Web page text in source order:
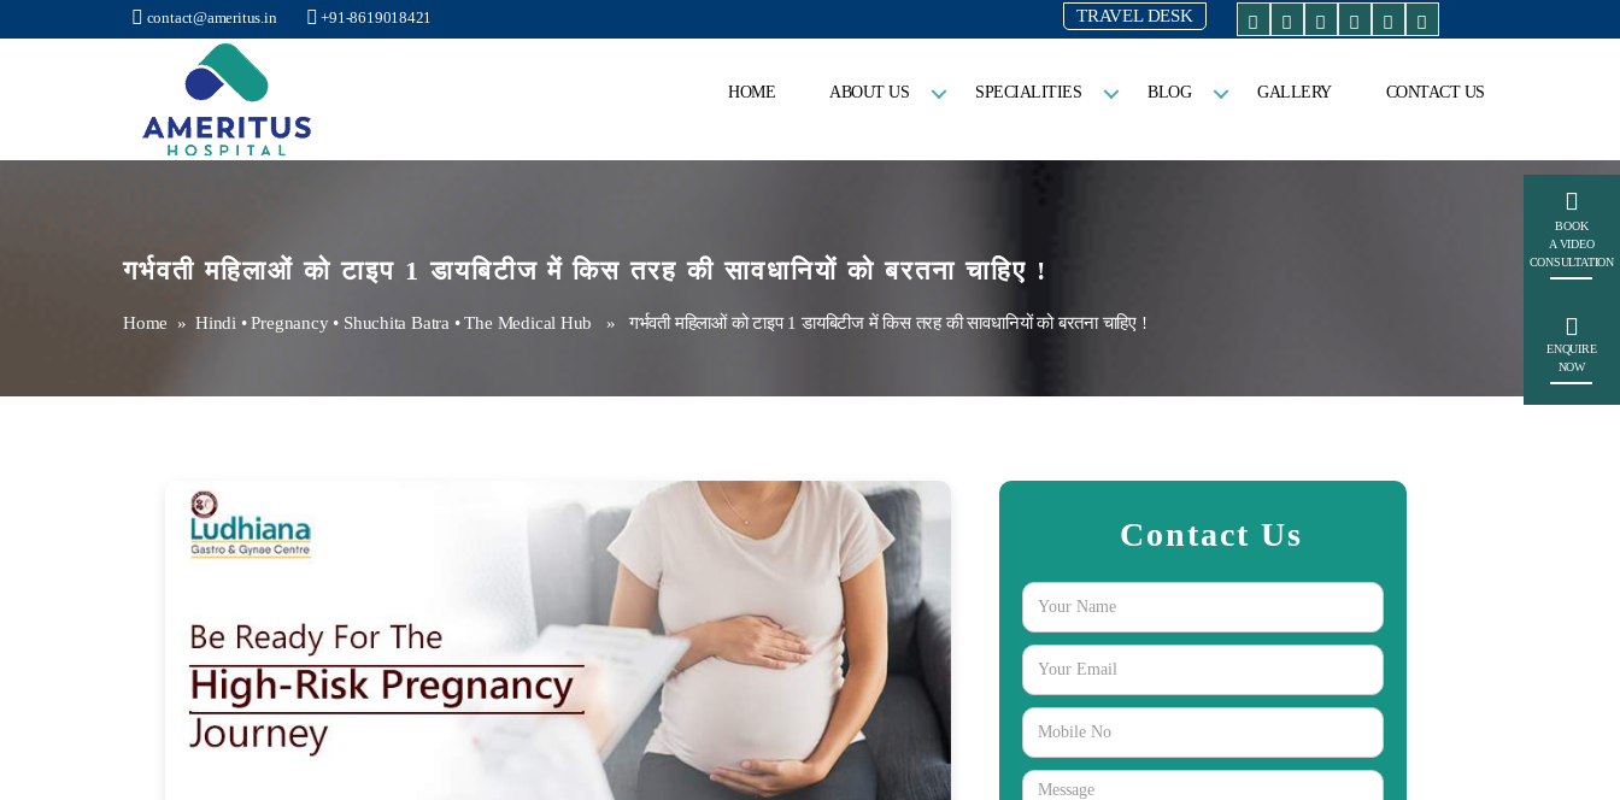
contact@ameritus.in +91-8619018421 TRAVEL DESK
HOME ABOUT US SPECIALITIES BLOG GALLERY CONTACT US
गर्भवती महिलाओं को टाइप 1 डायबिटीज में किस तरह की सावधानियों को बरतना चाहिए !
Home »Hindi •Pregnancy• Shuchita Batra •The Medical Hub » गर्भवती महिलाओं को टाइप 1 डायबिटीज में किस तरह की सावधानियों को बरतना चाहिए !
Contact Us
BOOK
A VIDEO
CONSULTATION
ENQUIRE
NOW